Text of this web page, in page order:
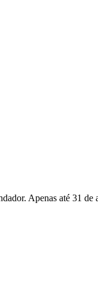
Apenas até 31 de